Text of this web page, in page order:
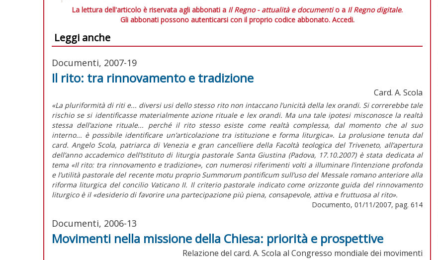
La lettura dell'articolo è riservata agli abbonati a Il Regno - attualità e documentio a Il Regno digitale.
Gli abbonati possono autenticarsi con il proprio codice abbonato. Accedi.
Leggi anche
Documenti, 2007-19
Il rito: tra rinnovamento e tradizione
Card. A. Scola
«La pluriformità di riti e... diversi usi dello stesso rito non intaccano l’unicità della lex orandi. Si correrebbe tale
rischio se si identificasse materialmente azione rituale e lex orandi. Ma una tale ipotesi misconosce la realtà
stessa dell’azione rituale... perché il rito stesso esiste come realtà complessa, dal momento che al suo
interno... è possibile identificare un’articolazione tra istituzione e forma liturgica». La prolusione tenuta dal
card. Angelo Scola, patriarca di Venezia e gran cancelliere della Facoltà teologica del Triveneto, all’apertura
dell’anno accademico dell’Istituto di liturgia pastorale Santa Giustina (Padova, 17.10.2007) è stata dedicata al
tema «Il rito: tra rinnovamento e tradizione», con numerosi riferimenti volti a illuminare l’intenzione profonda
e l’utilità pastorale del recente motu proprio Summorum pontificum sull’uso del Messale romano anteriore alla
riforma liturgica del concilio Vaticano II. Il criterio pastorale indicato come orizzonte guida del rinnovamento
liturgico è il «desiderio di favorire una partecipazione più piena, consapevole, attiva e fruttuosa al rito».
Documento, 01/11/2007, pag. 614
Documenti, 2006-13
Movimenti nella missione della Chiesa: priorità e prospettive
Relazione del card. A. Scola al Congresso mondiale dei movimenti